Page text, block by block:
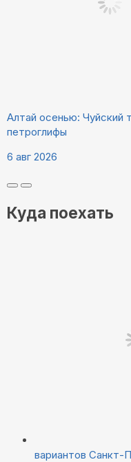
Алтай осенью: Чуйский
петроглифы
6 авг 2026
Куда поехать
вариантов Санкт-